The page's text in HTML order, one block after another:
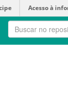
Acesso à